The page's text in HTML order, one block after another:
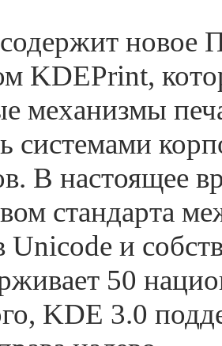
новое
KDEPrint,
механизмы
системами
В настоящее
стандарта
Unicode и
50
KDE 3.0